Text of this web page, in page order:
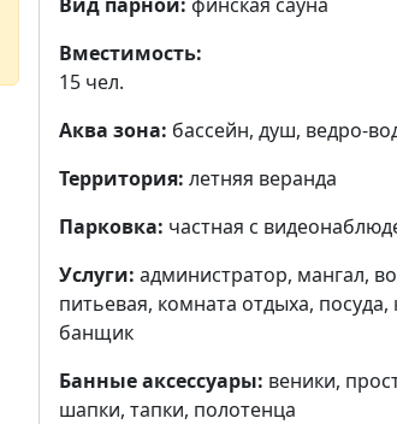
Вместимость:
15 чел.
Аква зона: бассейн, душ, ведро-
Территория: летняя веранда
Парковка: частная с
Услуги: администратор, мангал,
питьевая, комната отдыха, посуда,
банщик
Банные аксессуары: веники,
шапки, тапки, полотенца